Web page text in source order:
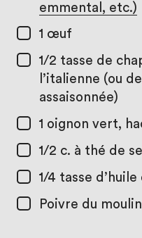
emmental, etc.)
1 œuf
1/2 tasse de
l’italienne (ou
assaisonnée)
1 oignon vert,
1/2 c. à thé de sel
1/4 tasse d’huile
Poivre du moulin